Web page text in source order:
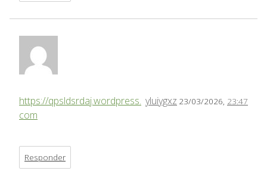
yluiygxz 23/03/2026, 23:47
https://qpsldsrdaj.wordpress.
com
Responder